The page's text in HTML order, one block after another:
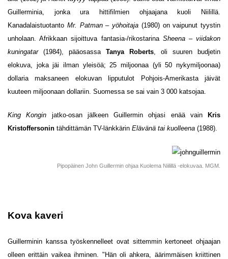
Guillerminia, jonka ura hittifilmien ohjaajana kuoli Niilillä.
Kanadalaistuotanto Mr. Patman – yöhoitaja (1980) on vaipunut tyystin
unholaan. Afrikkaan sijoittuva fantasia-/rikostarina Sheena – viidakon
kuningatar(1984), pääosassa Tanya Roberts, oli suuren budjetin
elokuva, joka jäi ilman yleisöä; 25 miljoonaa (yli 50 nykymiljoonaa)
dollaria maksaneen elokuvan lipputulot Pohjois-Amerikasta jäivät
kuuteen miljoonaan dollariin. Suomessa se sai vain 3 000 katsojaa.
King Kongin jatko-osan jälkeen Guillermin ohjasi enää vain
Kris
Kristoffersonin tähdittämän TV-länkkärin Elävänä tai kuolleena (1988).
Pipopäinen John Guillermin ohjaa Kuolema Niilillä -elokuvaa. MGM.
Kova kaveri
Guillerminin kanssa työskennelleet ovat sittemmin kertoneet ohjaajan
olleen erittäin vaikea ihminen. "Hän oli ahkera, äärimmäisen kriittinen